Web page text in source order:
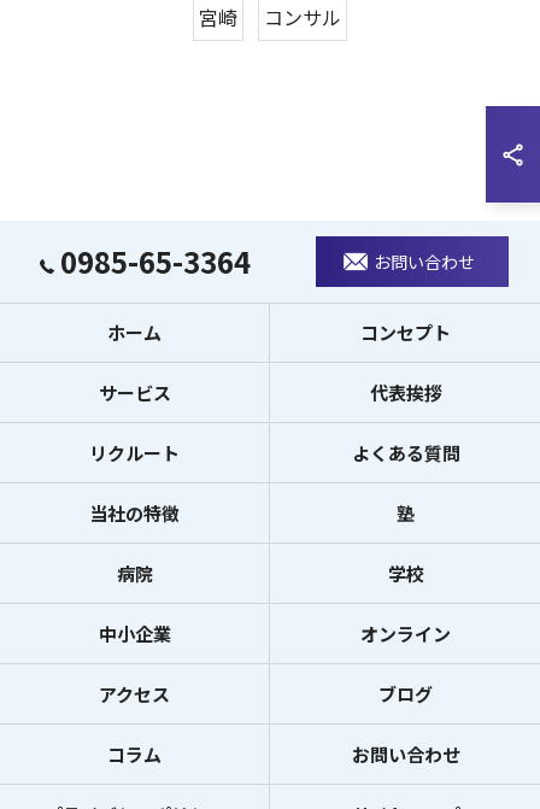
宮崎 コンサル
0985-65-3364 お問い合わせ
ホーム コンセプト
サービス 代表挨拶
リクルート よくある質問
当社の特徴 塾
病院 学校
中小企業 オンライン
アクセス ブログ
コラム お問い合わせ